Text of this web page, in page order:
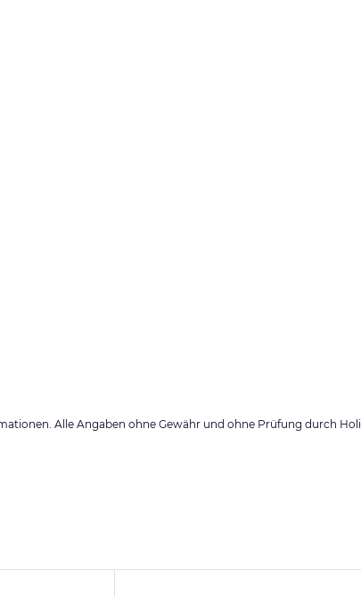
Alle Angaben ohne Gewähr und ohne Prüfung durch